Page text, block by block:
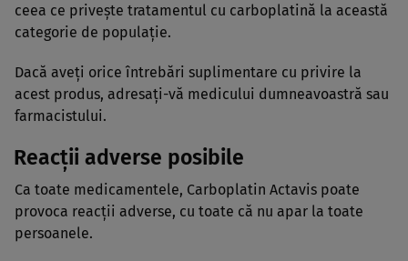
ceea ce priveşte tratamentul cu carboplatină la această
categorie de populaţie.
Dacă aveţi orice întrebări suplimentare cu privire la
acest produs, adresaţi-vă medicului dumneavoastră sau
farmacistului.
Reacţii adverse posibile
Ca toate medicamentele, Carboplatin Actavis poate
provoca reacţii adverse, cu toate că nu apar la toate
persoanele.